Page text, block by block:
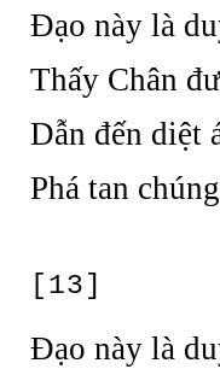
Đạo này là
Thấy Chân
Dẫn đến diệt
Phá tan
[13]
Đạo này là